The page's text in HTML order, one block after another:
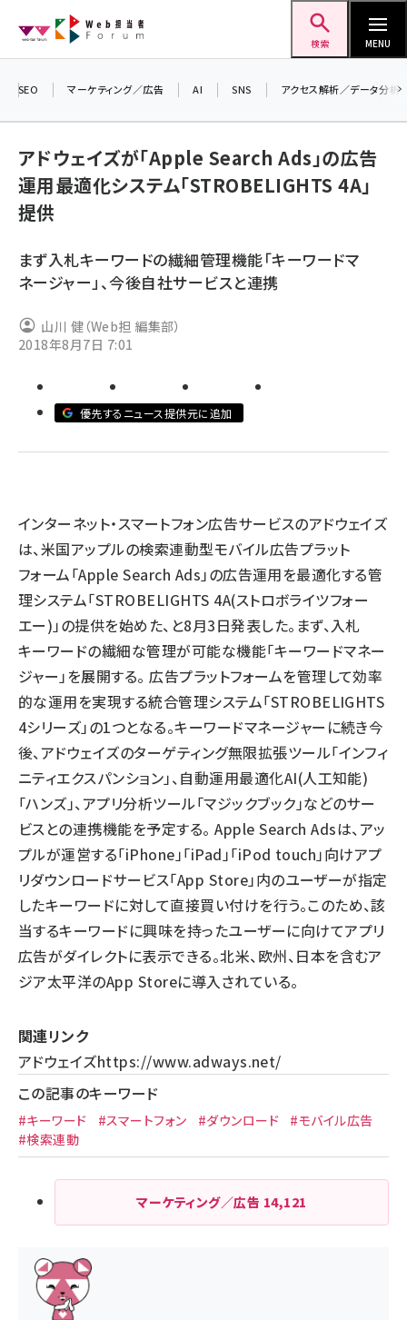
ン
検索 MENU
youtube (2444)
セミナー (2313)
meo (1279)
SEO マーケティング／広告 AI SNS アクセス解析／データ分析
アドウェイズが「Apple Search Ads」の広告
運用最適化システム「STROBELIGHTS 4A」
提供
まず入札キーワードの繊細管理機能「キーワードマ
ネージャー」、今後自社サービスと連携
山川 健（Web担 編集部）
2018年8月7日 7:01
優先するニュース提供元に追加
インターネット・スマートフォン広告サービスのアドウェイズ
は、米国アップルの検索連動型モバイル広告プラット
フォーム「Apple Search Ads」の広告運用を最適化する管
理システム「STROBELIGHTS 4A(ストロボライツフォー
エー)」の提供を始めた、と8月3日発表した。まず、入札
キーワードの繊細な管理が可能な機能「キーワードマネー
ジャー」を展開する。 広告プラットフォームを管理して効率
的な運用を実現する統合管理システム「STROBELIGHTS
4シリーズ」の1つとなる。キーワードマネージャーに続き今
後、アドウェイズのターゲティング無限拡張ツール「インフィ
ニティエクスパンション」、自動運用最適化AI(人工知能)
「ハンズ」、アプリ分析ツール「マジックブック」などのサー
ビスとの連携機能を予定する。 Apple Search Adsは、アッ
プルが運営する「iPhone」「iPad」「iPod touch」向けアプ
リダウンロードサービス「App Store」内のユーザーが指定
したキーワードに対して直接買い付けを行う。このため、該
当するキーワードに興味を持ったユーザーに向けてアプリ
広告がダイレクトに表示できる。北米、欧州、日本を含むア
ジア太平洋のApp Storeに導入されている。
関連リンク
アドウェイズhttps://www.adways.net/
この記事のキーワード
#キーワード #スマートフォン #ダウンロード
#モバイル広告
#検索連動
マーケティング／広告 14,121
る